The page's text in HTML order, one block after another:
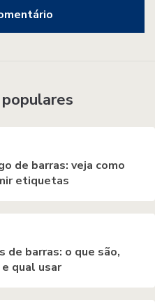
de barras: veja como
etiquetas
de barras: o que são,
qual usar